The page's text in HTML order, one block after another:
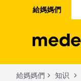
給媽媽們
給媽媽們 知识